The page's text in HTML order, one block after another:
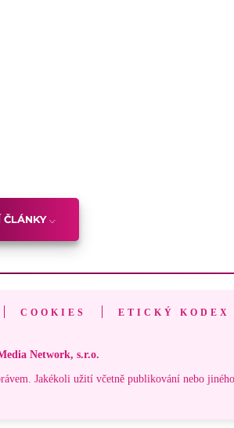
COOKIES ETICKÝ KODEX
Network, s.r.o.
Jakékoli užití včetně publikování nebo